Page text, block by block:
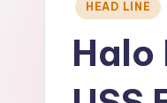
FightPosted
HEAD LINE
Halo